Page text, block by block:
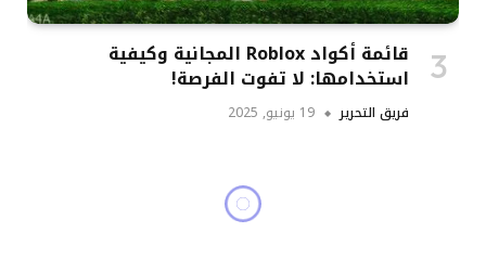
قائمة أكواد Roblox المجانية وكيفية
استخدامها: لا تفوت الفرصة!
فريق التحرير 19 يونيو, 2025